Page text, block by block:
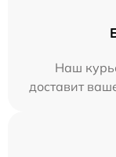
Наш
доставит